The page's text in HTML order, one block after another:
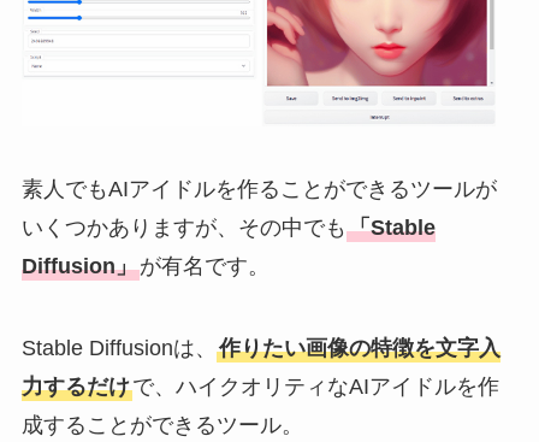
素人でもAIアイドルを作ることができるツールが
いくつかありますが、その中でも 「Stable
Diffusion」が有名です。
Stable Diffusionは、 作りたい画像の特徴を文字入
力するだけで、ハイクオリティなAIアイドルを作
成することができるツール。